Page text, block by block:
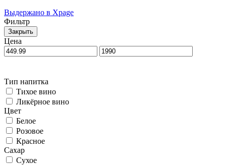
Выдержано в Xpage
Фильтр
Закрыть
Цена
Тип напитка
Тихое вино
Ликёрное вино
Цвет
Белое
Розовое
Красное
Сахар
Сухое